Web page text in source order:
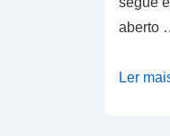
aberto
Almoço
Ler